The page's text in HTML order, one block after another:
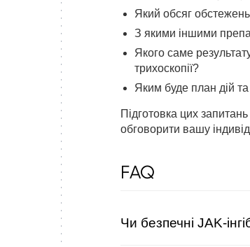
Який обсяг
З якими іншими
Якого саме
трихоскопії?
Яким буде план дій та
Підготовка цих
обговорити вашу
FAQ
Чи безпечні JAK-